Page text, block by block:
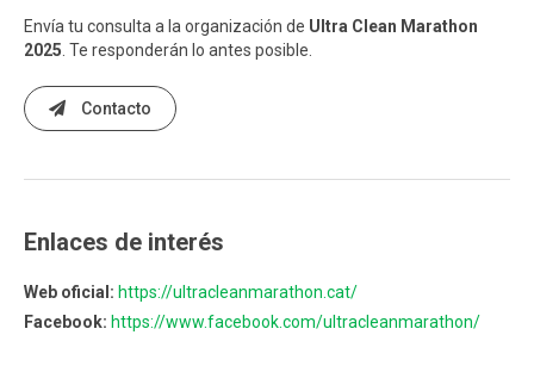
Envía tu consulta a la organización de Ultra Clean Marathon
2025 . Te responderán lo antes posible.
Contacto
Enlaces de interés
Web oficial: https://ultracleanmarathon.cat/
Facebook: https://www.facebook.com/ultracleanmarathon/